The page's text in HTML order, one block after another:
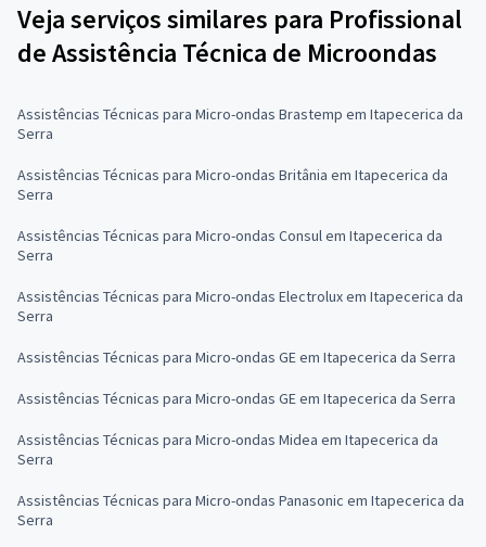
Veja serviços similares para Profissional
de Assistência Técnica de Microondas
Assistências Técnicas para Micro-ondas Brastemp em Itapecerica da
Serra
Assistências Técnicas para Micro-ondas Britânia em Itapecerica da
Serra
Assistências Técnicas para Micro-ondas Consul em Itapecerica da
Serra
Assistências Técnicas para Micro-ondas Electrolux em Itapecerica da
Serra
Assistências Técnicas para Micro-ondas GE em Itapecerica da Serra
Assistências Técnicas para Micro-ondas GE em Itapecerica da Serra
Assistências Técnicas para Micro-ondas Midea em Itapecerica da
Serra
Assistências Técnicas para Micro-ondas Panasonic em Itapecerica da
Serra